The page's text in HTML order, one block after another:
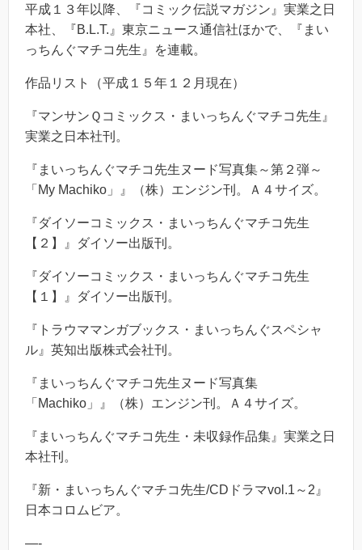
平成１３年以降、『コミック伝説マガジン』実業之日
本社、『B.L.T.』東京ニュース通信社ほかで、『まい
っちんぐマチコ先生』を連載。
作品リスト（平成１５年１２月現在）
『マンサンＱコミックス・まいっちんぐマチコ先生』
実業之日本社刊。
『まいっちんぐマチコ先生ヌード写真集～第２弾～
「My Machiko」』（株）エンジン刊。Ａ４サイズ。
『ダイソーコミックス・まいっちんぐマチコ先生
【２】』ダイソー出版刊。
『ダイソーコミックス・まいっちんぐマチコ先生
【１】』ダイソー出版刊。
『トラウママンガブックス・まいっちんぐスペシャ
ル』英知出版株式会社刊。
『まいっちんぐマチコ先生ヌード写真集
「Machiko」』（株）エンジン刊。Ａ４サイズ。
『まいっちんぐマチコ先生・未収録作品集』実業之日
本社刊。
『新・まいっちんぐマチコ先生/CDドラマvol.1～2』
日本コロムビア。
—-